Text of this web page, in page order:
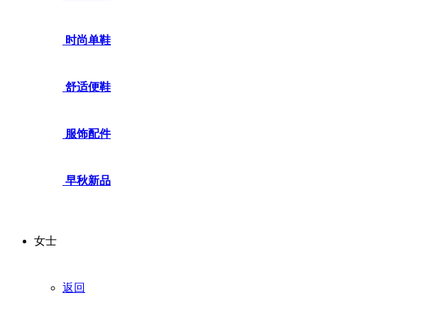
时尚单鞋
舒适便鞋
服饰配件
早秋新品
女士
返回